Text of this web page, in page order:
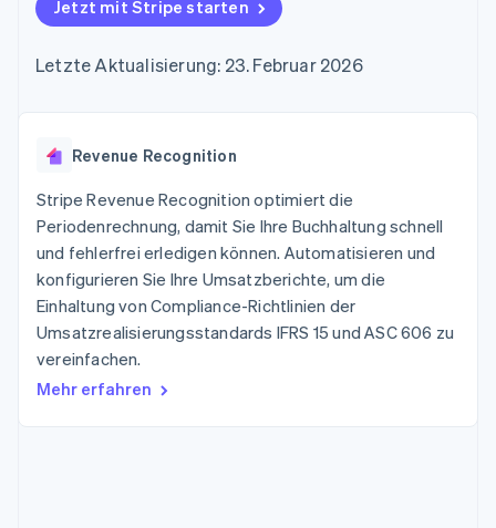
Zugriff auf mehr als
Terminal
Optimierung der
Autorisierungsraten
Link
Beschleunigter
Bezahlvorgang
Financial
Connections
Verbundene
Finanzdaten
Data Pipeline
Datensynchronisierung
Product roadmap
Geldmanagement
SaaS
Nach Branche
KI-Unternehmen
Creator Economy
Gaming
Bewirtung, Reisen und
Freizeit
Versicherungen
Medien und
Unterhaltung
Fachdienstleistungen
Einzelhandel
Marktplatz auf
Abonnementverwaltung
nutzungsbasierte
Stablecoin-gestützte
geht´s
Bereitstellung und
Verwaltung von
Diensten mit Agenten
Ressourcen
App-Integrationen
Entwickler-Blog
Produkt-Roadmap
Karriere
Stripe Press
Kontakt
Sales-Team
kontaktieren
Partner werden
Jetzt mit Stripe starten
Letzte Aktualisierung: 23. Februar 2026
Revenue Recognition
Stripe Revenue Recognition optimiert die
Periodenrechnung, damit Sie Ihre Buchhaltung schnell
und fehlerfrei erledigen können. Automatisieren und
konfigurieren Sie Ihre Umsatzberichte, um die
Einhaltung von Compliance-Richtlinien der
Umsatzrealisierungsstandards IFRS 15 und ASC 606 zu
vereinfachen.
Mehr erfahren